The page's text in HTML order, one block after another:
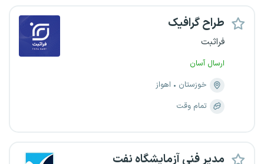
طراح گرافیک
فراثبت
ارسال آسان
خوزستان
اهواز
تمام وقت
مدیر فنی آزمایشگاه نفت